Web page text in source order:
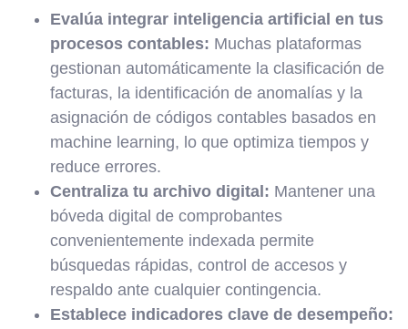
Evalúa integrar inteligencia artificial en tus
procesos contables: Muchas plataformas
gestionan automáticamente la clasificación de
facturas, la identificación de anomalías y la
asignación de códigos contables basados en
machine learning, lo que optimiza tiempos y
reduce errores.
Centraliza tu archivo digital: Mantener una
bóveda digital de comprobantes
convenientemente indexada permite
búsquedas rápidas, control de accesos y
respaldo ante cualquier contingencia.
Establece indicadores clave de desempeño: